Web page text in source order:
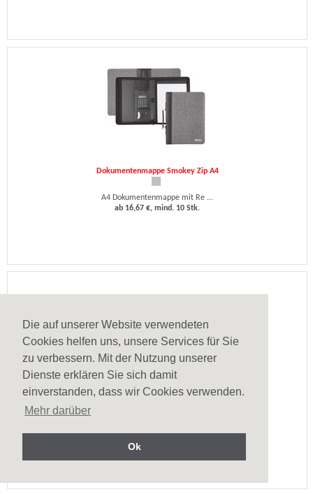
Die auf unserer Website verwendeten
Cookies helfen uns, unsere Services für Sie
zu verbessern. Mit der Nutzung unserer
Dienste erklären Sie sich damit
einverstanden, dass wir Cookies verwenden.
Mehr darüber
Ok
Dokumentenmappe Smokey Zip A4
A4 Dokumentenmappe mit Re ...
ab 16,67 €, mind. 10 Stk.
Dokumentenmappe Duotone Zip A4
ab 10,32 €, mind. 25 Stk.